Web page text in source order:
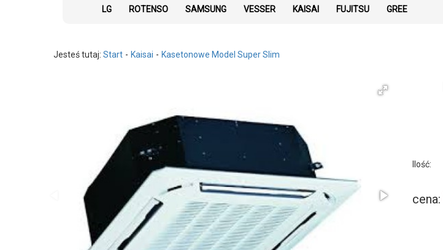
LG ROTENSO SAMSUNG VESSER KAISAI FUJITSU GREE
Jesteś tutaj: Start Kaisai Kasetonowe Model Super Slim
Ilość:
cena: